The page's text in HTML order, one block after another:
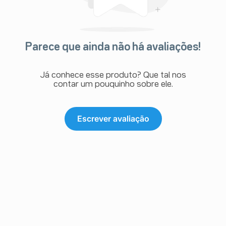
Parece que ainda não há avaliações!
Já conhece esse produto? Que tal nos
contar um pouquinho sobre ele.
Escrever avaliação